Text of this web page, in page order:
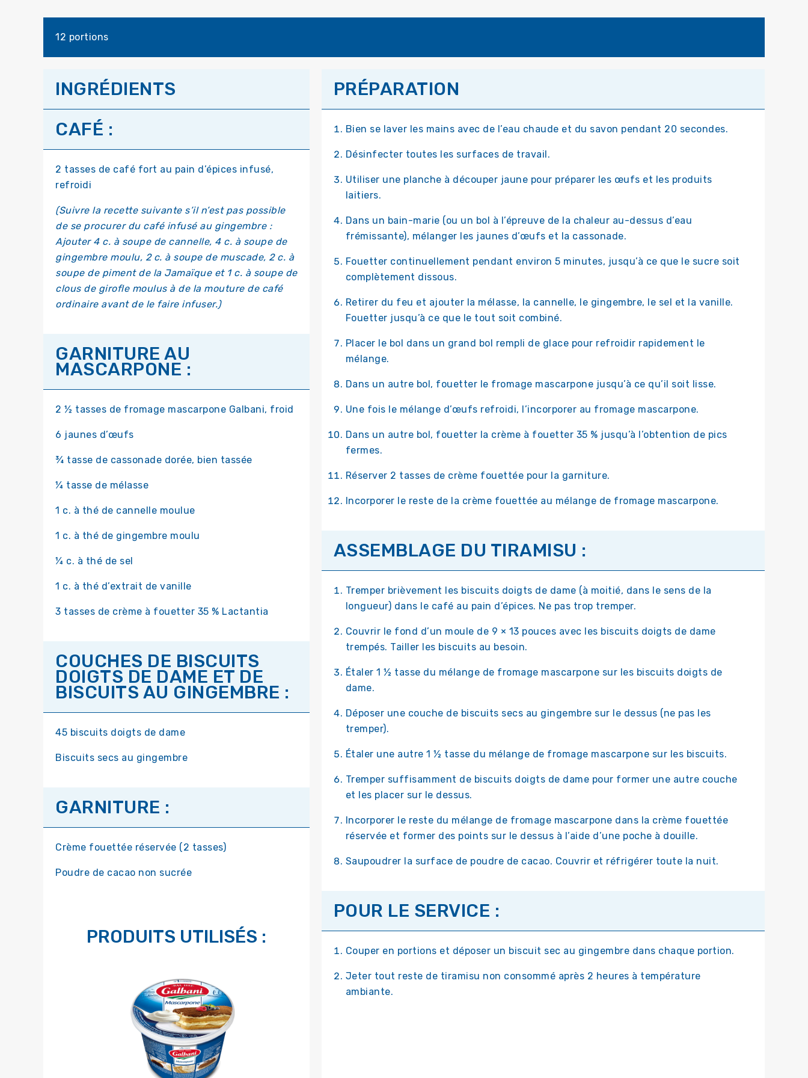
12 portions
INGRÉDIENTS
CAFÉ :
2 tasses de café fort au pain d’épices infusé,
refroidi
(Suivre la recette suivante s’il n’est pas possible
de se procurer du café infusé au gingembre :
Ajouter 4 c. à soupe de cannelle, 4 c. à soupe de
gingembre moulu, 2 c. à soupe de muscade, 2 c. à
soupe de piment de la Jamaïque et 1 c. à soupe de
clous de girofle moulus à de la mouture de café
ordinaire avant de le faire infuser.)
GARNITURE AU
MASCARPONE :
2 ½ tasses de fromage mascarpone Galbani, froid
6 jaunes d’œufs
¾ tasse de cassonade dorée, bien tassée
¼ tasse de mélasse
1 c. à thé de cannelle moulue
1 c. à thé de gingembre moulu
¼ c. à thé de sel
1 c. à thé d’extrait de vanille
3 tasses de crème à fouetter 35 % Lactantia
COUCHES DE BISCUITS
DOIGTS DE DAME ET DE
BISCUITS AU GINGEMBRE :
45 biscuits doigts de dame
Biscuits secs au gingembre
GARNITURE :
Crème fouettée réservée (2 tasses)
Poudre de cacao non sucrée
PRODUITS UTILISÉS :
PRÉPARATION
Bien se laver les mains avec de l’eau chaude et du savon pendant 20 secondes.
Désinfecter toutes les surfaces de travail.
Utiliser une planche à découper jaune pour préparer les œufs et les produits
laitiers.
Dans un bain-marie (ou un bol à l’épreuve de la chaleur au-dessus d’eau
frémissante), mélanger les jaunes d’œufs et la cassonade.
Fouetter continuellement pendant environ 5 minutes, jusqu’à ce que le sucre soit
complètement dissous.
Retirer du feu et ajouter la mélasse, la cannelle, le gingembre, le sel et la vanille.
Fouetter jusqu’à ce que le tout soit combiné.
Placer le bol dans un grand bol rempli de glace pour refroidir rapidement le
mélange.
Dans un autre bol, fouetter le fromage mascarpone jusqu’à ce qu’il soit lisse.
Une fois le mélange d’œufs refroidi, l’incorporer au fromage mascarpone.
Dans un autre bol, fouetter la crème à fouetter 35 % jusqu’à l’obtention de pics
fermes.
Réserver 2 tasses de crème fouettée pour la garniture.
Incorporer le reste de la crème fouettée au mélange de fromage mascarpone.
ASSEMBLAGE DU TIRAMISU :
Tremper brièvement les biscuits doigts de dame (à moitié, dans le sens de la
longueur) dans le café au pain d’épices. Ne pas trop tremper.
Couvrir le fond d’un moule de 9 × 13 pouces avec les biscuits doigts de dame
trempés. Tailler les biscuits au besoin.
Étaler 1 ½ tasse du mélange de fromage mascarpone sur les biscuits doigts de
dame.
Déposer une couche de biscuits secs au gingembre sur le dessus (ne pas les
tremper).
Étaler une autre 1 ½ tasse du mélange de fromage mascarpone sur les biscuits.
Tremper suffisamment de biscuits doigts de dame pour former une autre couche
et les placer sur le dessus.
Incorporer le reste du mélange de fromage mascarpone dans la crème fouettée
réservée et former des points sur le dessus à l’aide d’une poche à douille.
Saupoudrer la surface de poudre de cacao. Couvrir et réfrigérer toute la nuit.
POUR LE SERVICE :
Couper en portions et déposer un biscuit sec au gingembre dans chaque portion.
Jeter tout reste de tiramisu non consommé après 2 heures à température
ambiante.